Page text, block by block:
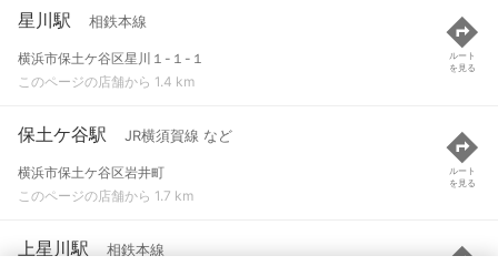
星川駅 相鉄本線
横浜市保土ケ谷区星川１-１-１
このページの店舗から 1.4 km
ルート
を見る
保土ケ谷駅 JR横須賀線 など
横浜市保土ケ谷区岩井町
このページの店舗から 1.7 km
ルート
を見る
上星川駅 相鉄本線